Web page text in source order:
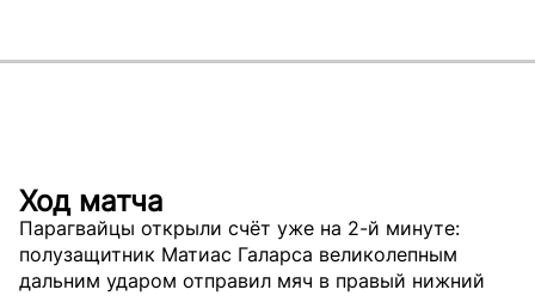
Ход матча
Парагвайцы открыли счёт уже на 2-й минуте:
полузащитник Матиас Галарса великолепным
дальним ударом отправил мяч в правый нижний